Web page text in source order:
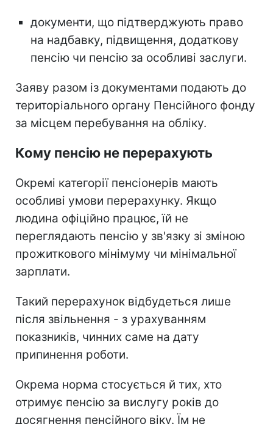
документи, що підтверджують право
на надбавку, підвищення, додаткову
пенсію чи пенсію за особливі заслуги.
Заяву разом із документами подають до
територіального органу Пенсійного фонду
за місцем перебування на обліку.
Кому пенсію не перерахують
Окремі категорії пенсіонерів мають
особливі умови перерахунку. Якщо
людина офіційно працює, їй не
переглядають пенсію у зв'язку зі зміною
прожиткового мінімуму чи мінімальної
зарплати.
Такий перерахунок відбудеться лише
після звільнення - з урахуванням
показників, чинних саме на дату
припинення роботи.
Окрема норма стосується й тих, хто
отримує пенсію за вислугу років до
досягнення пенсійного віку. Їм не